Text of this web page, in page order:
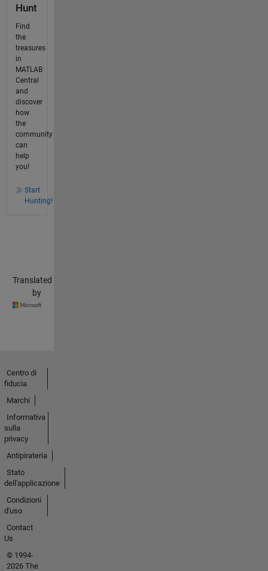
Hunt
Find
the
treasures
in
MATLAB
Central
and
discover
how
the
community
can
help
you!
Start
Hunting!
Translated
by
Centro di
fiducia
Marchi
Informativa
sulla
privacy
Antipirateria
Stato
dell'applicazione
Condizioni
d'uso
Contact
Us
© 1994-
2026 The